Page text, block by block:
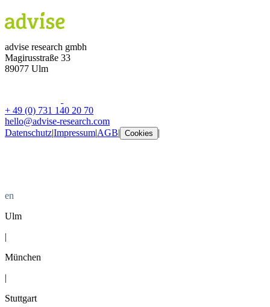
advise research gmbh
Magirusstraße 33
89077 Ulm
+ 49 (0) 731 140 20 70
hello@advise-research.com
Datenschutz|Impressum|AGB| Cookies |
en
Ulm
|
München
|
Stuttgart